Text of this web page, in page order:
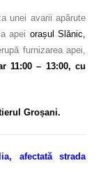
unei avarii apărute
apei orașul Slănic,
furnizarea apei,
11:00 – 13:00, cu
Groșani.
afectată strada